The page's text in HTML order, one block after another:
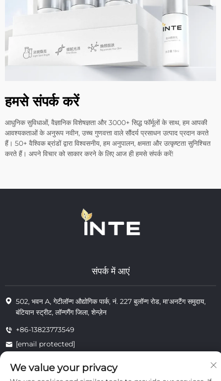
हमसे संपर्क करें
आधुनिक सुविधाओं, वैज्ञानिक विशेषज्ञता और 3000+ सिद्ध फॉर्मूलों के साथ, हम आपकी
आवश्यकताओं के अनुरूप नवीन, उच्च गुणवत्ता वाले सौंदर्य प्रसाधन उत्पाद प्रदान करते
हैं। 50+ वैश्विक ब्रांडों द्वारा विश्वसनीय, हम अनुपालन, क्षमता और उत्कृष्टता सुनिश्चित
करते हैं। अपने विचार को साकार करने के लिए आज ही हमसे संपर्क करें!
संपर्क में आएं
502, भवन A, गेटीलॉन्ग औद्योगिक पार्क, नं. 227 बुलॉन्ग रोड, मा'अनटैंग समुदाय,
बंटियान स्ट्रीट, लॉन्गगैंग जिला, शेन्ज़ेन
+86-13823773549
[email protected]
We value your privacy